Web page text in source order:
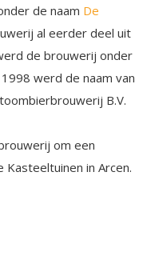
de naam De
al eerder deel uit
de brouwerij onder
werd de naam van
B.V.
om een
in Arcen.